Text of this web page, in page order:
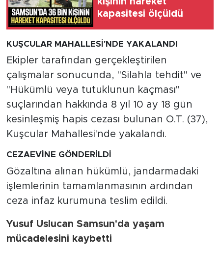
kapasitesi ölçüldü
KUŞCULAR MAHALLESİ'NDE YAKALANDI
Ekipler tarafından gerçekleştirilen
çalışmalar sonucunda, "Silahla tehdit" ve
"Hükümlü veya tutuklunun kaçması"
suçlarından hakkında 8 yıl 10 ay 18 gün
kesinleşmiş hapis cezası bulunan O.T. (37),
Kuşcular Mahallesi'nde yakalandı.
CEZAEVİNE GÖNDERİLDİ
Gözaltına alınan hükümlü, jandarmadaki
işlemlerinin tamamlanmasının ardından
ceza infaz kurumuna teslim edildi.
Yusuf Uslucan Samsun'da yaşam
mücadelesini kaybetti